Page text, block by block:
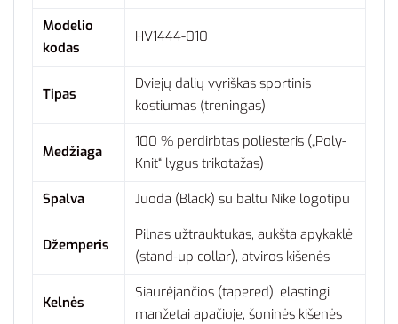
Modelio
kodas
HV1444-010
Tipas
Dviejų dalių vyriškas sportinis
kostiumas (treningas)
Medžiaga
100 % perdirbtas poliesteris („Poly-
Knit“ lygus trikotažas)
Spalva
Juoda (Black) su baltu Nike logotipu
Džemperis
Pilnas užtrauktukas, aukšta apykaklė
(stand-up collar), atviros kišenės
Kelnės
Siaurėjančios (tapered), elastingi
manžetai apačioje, šoninės kišenės